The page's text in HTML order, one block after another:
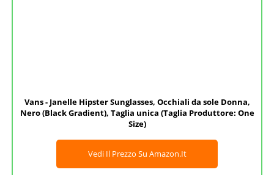
Vans - Janelle Hipster Sunglasses, Occhiali da sole Donna,
Nero (Black Gradient), Taglia unica (Taglia Produttore: One
Size)
Vedi Il Prezzo Su Amazon.it